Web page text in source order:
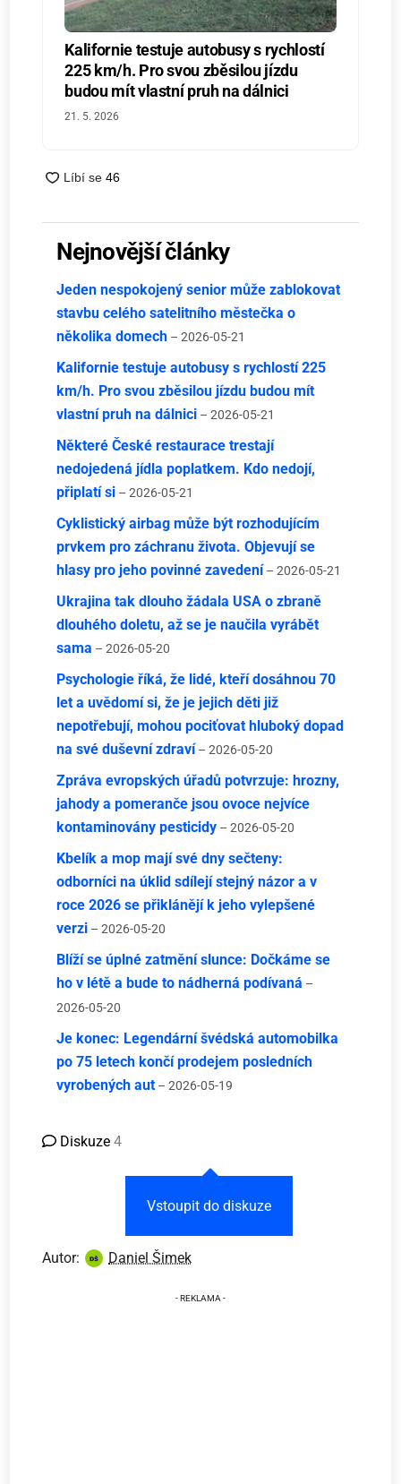
Kalifornie testuje autobusy s rychlostí
225 km/h. Pro svou zběsilou jízdu
budou mít vlastní pruh na dálnici
21. 5. 2026
Nejnovější články
Jeden nespokojený senior může zablokovat
stavbu celého satelitního městečka o
několika domech – 2026-05-21
Kalifornie testuje autobusy s rychlostí 225
km/h. Pro svou zběsilou jízdu budou mít
vlastní pruh na dálnici – 2026-05-21
Některé České restaurace trestají
nedojedená jídla poplatkem. Kdo nedojí,
připlatí si – 2026-05-21
Cyklistický airbag může být rozhodujícím
prvkem pro záchranu života. Objevují se
hlasy pro jeho povinné zavedení – 2026-05-21
Ukrajina tak dlouho žádala USA o zbraně
dlouhého doletu, až se je naučila vyrábět
sama – 2026-05-20
Psychologie říká, že lidé, kteří dosáhnou 70
let a uvědomí si, že je jejich děti již
nepotřebují, mohou pociťovat hluboký dopad
na své duševní zdraví – 2026-05-20
Zpráva evropských úřadů potvrzuje: hrozny,
jahody a pomeranče jsou ovoce nejvíce
kontaminovány pesticidy – 2026-05-20
Kbelík a mop mají své dny sečteny:
odborníci na úklid sdílejí stejný názor a v
roce 2026 se přiklánějí k jeho vylepšené
verzi – 2026-05-20
Blíží se úplné zatmění slunce: Dočkáme se
ho v létě a bude to nádherná podívaná –
2026-05-20
Je konec: Legendární švédská automobilka
po 75 letech končí prodejem posledních
vyrobených aut – 2026-05-19
Diskuze4
Vstoupit do diskuze
Autor: Daniel Šimek